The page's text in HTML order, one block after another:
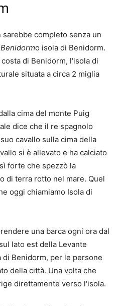
completo senza un
o isola di Benidorm.
di Benidorm, l'isola di
situata a circa 2 miglia
cima del monte Puig
dice che il re spagnolo
cavallo sulla cima della
si è allevato e ha calciato
forte che spezzò la
di terra rotto nel mare. Quel
oggi chiamiamo Isola di
una barca ogni ora dal
lato est della Levante
di Benidorm, per le persone
della città. Una volta che
direttamente verso l'isola.